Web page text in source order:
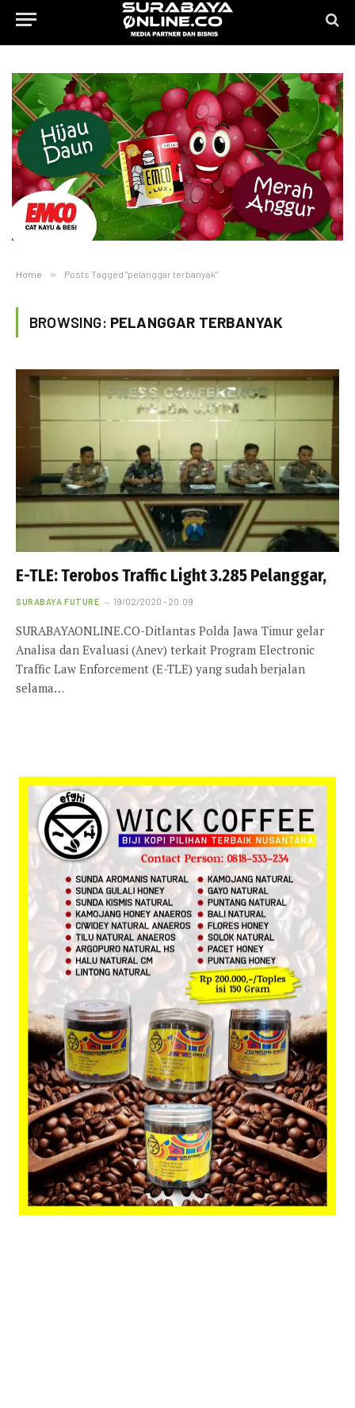
Home » Posts Tagged "pelanggar terbanyak"
BROWSING: PELANGGAR TERBANYAK
E-TLE: Terobos Traffic Light 3.285 Pelanggar,
SURABAYA FUTURE 19/02/2020 - 20:09
SURABAYAONLINE.CO-Ditlantas Polda Jawa Timur gelar
Analisa dan Evaluasi (Anev) terkait Program Electronic
Traffic Law Enforcement (E-TLE) yang sudah berjalan
selama…